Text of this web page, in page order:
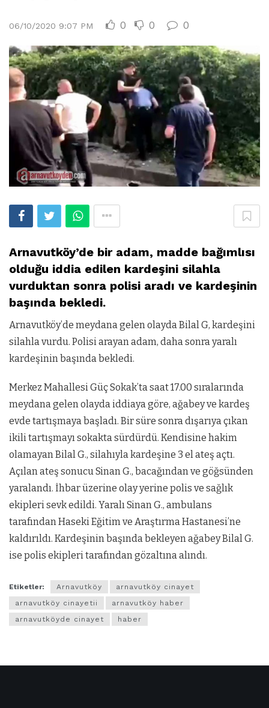
06/10/2020 9:07 PM 0 0 0
Arnavutköy’de bir adam, madde bağımlısı
olduğu iddia edilen kardeşini silahla
vurduktan sonra polisi aradı ve kardeşinin
başında bekledi.
Arnavutköy’de meydana gelen olayda Bilal G, kardeşini
silahla vurdu. Polisi arayan adam, daha sonra yaralı
kardeşinin başında bekledi.
Merkez Mahallesi Güç Sokak’ta saat 17.00 sıralarında
meydana gelen olayda iddiaya göre, ağabey ve kardeş
evde tartışmaya başladı. Bir süre sonra dışarıya çıkan
ikili tartışmayı sokakta sürdürdü. Kendisine hakim
olamayan Bilal G., silahıyla kardeşine 3 el ateş açtı.
Açılan ateş sonucu Sinan G., bacağından ve göğsünden
yaralandı. İhbar üzerine olay yerine polis ve sağlık
ekipleri sevk edildi. Yaralı Sinan G., ambulans
tarafından Haseki Eğitim ve Araştırma Hastanesi’ne
kaldırıldı. Kardeşinin başında bekleyen ağabey Bilal G.
ise polis ekipleri tarafından gözaltına alındı.
Etiketler: Arnavutköy
arnavutköy cinayet
arnavutköy cinayetii
arnavutköy haber
arnavutköyde cinayet
haber